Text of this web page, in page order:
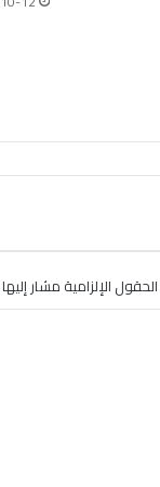
الحقول الإلزامية مشار إليها